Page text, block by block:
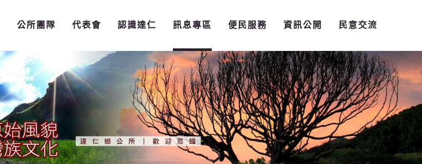
公所團隊 代表會 認識達仁 訊息專區 便民服務 資訊公開 民意交流